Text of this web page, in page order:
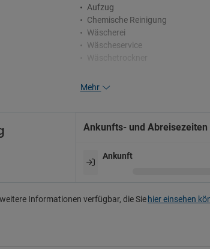
Aufzug
Chemische Reinigung
Wäscherei
Wäscheservice
Fernsehraum
Nahegelegener Gratisparkplatz
Mehr
Ankunfts- und Abreisezeiten
Ankunft
Informationen verfügbar, die Sie hier einsehen